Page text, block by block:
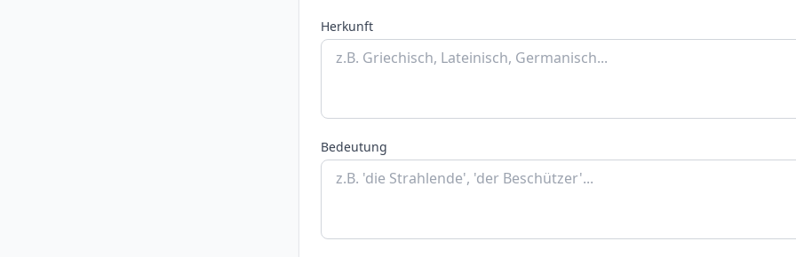
Herkunft
Bedeutung